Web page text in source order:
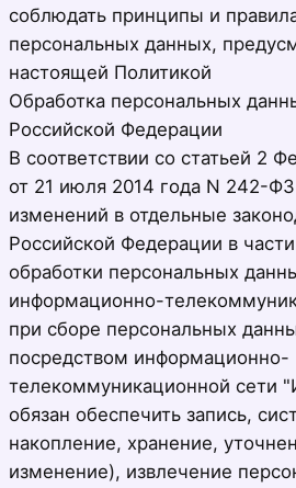
соблюдать принципы и
персональных данных,
настоящей Политикой
Обработка персональных
Российской Федерации
В соответствии со статьей 2
от 21 июля 2014 года N 242-
изменений в отдельные
Российской Федерации в
обработки персональных
информационно-
при сборе персональных
посредством информационно-
телекоммуникационной сети
обязан обеспечить запись,
накопление, хранение,
изменение), извлечение